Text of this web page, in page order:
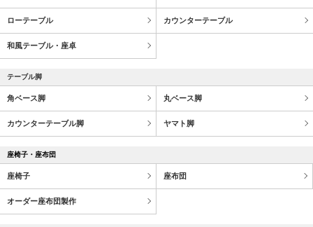
ローテーブル カウンターテーブル
和風テーブル・座卓
テーブル脚
角ベース脚 丸ベース脚
カウンターテーブル脚 ヤマト脚
座椅子・座布団
座椅子 座布団
オーダー座布団製作